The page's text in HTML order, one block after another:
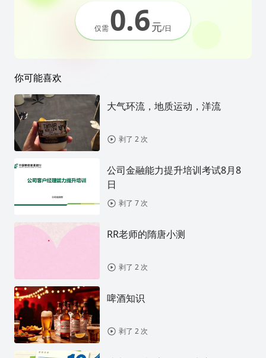
仅需0.6元/日
你可能喜欢
大气环流，地质运动，洋流
剥了 2 次
公司金融能力提升培训考试8月8
日
剥了 7 次
RR老师的隋唐小测
剥了 2 次
啤酒知识
剥了 2 次